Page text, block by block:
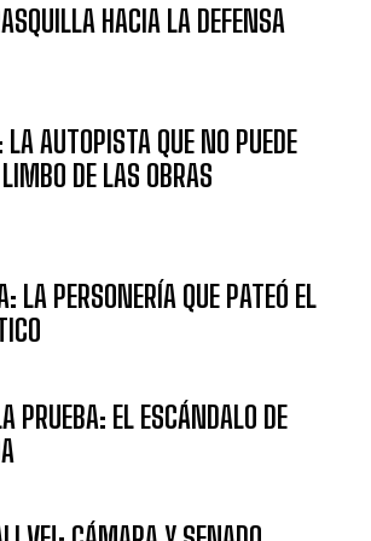
HACIA LA DEFENSA
LA AUTOPISTA QUE NO PUEDE
DE LAS OBRAS
LA PERSONERÍA QUE PATEÓ EL
PRUEBA: EL ESCÁNDALO DE